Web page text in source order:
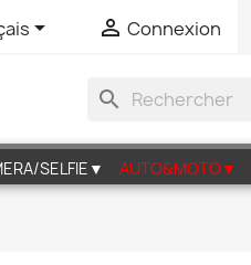
  Connexion
search
SELFIE▼ AUTO&MOTO▼